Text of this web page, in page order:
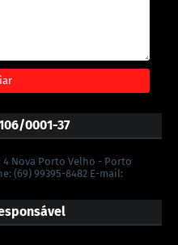
0001-37
4 Nova Porto Velho - Porto
(69) 99395-8482 E-mail: